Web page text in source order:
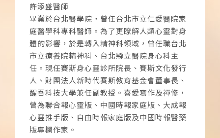
許添盛醫師
畢業於台北醫學院，曾任台北市立仁愛醫院家
庭醫學科專科醫師。為了更瞭解人類心靈對身
體的影響，於是轉入精神科領域，曾任職台北
市立療養院精神科、台北縣立醫院身心科主
任。現任賽斯身心靈診所院長、賽斯文化發行
人、財團法人新時代賽斯教育基金會董事長、
醒吾科技大學兼任副教授。喜愛寫作及禪修，
曾為聯合報心靈版、中國時報家庭版、大成報
心靈推手版、自由時報家庭版及中國時報醫藥
版專欄作家。